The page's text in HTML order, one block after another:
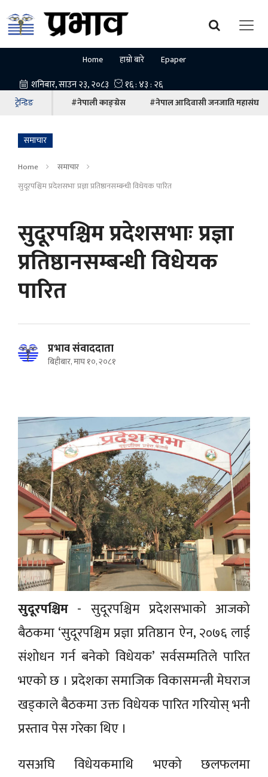
Home हाम्रो बारे Epaper
ट्रेन्डिङ #नेपाली काङ्ग्रेस #नेपाल आदिवासी जनजाति महासंघ
समाचार
Home
समाचार
सुदूरपश्चिम प्रदेशसभाः प्रज्ञा प्रतिष्ठानसम्बन्धी विधेयक पारित
सुदूरपश्चिम प्रदेशसभाः प्रज्ञा
प्रतिष्ठानसम्बन्धी विधेयक
पारित
प्रभाव संवाददाता
बिहीबार, माघ १०, २०८१
सुदूरपश्चिम - सुदूरपश्चिम प्रदेशसभाको आजको
बैठकमा ‘सुदूरपश्चिम प्रज्ञा प्रतिष्ठान ऐन, २०७६ लाई
संशोधन गर्न बनेको विधेयक’ सर्वसम्मतिले पारित
भएको छ । प्रदेशका समाजिक विकासमन्त्री मेघराज
खड्काले बैठकमा उक्त विधेयक पारित गरियोस् भनी
प्रस्ताव पेस गरेका थिए ।
यसअघि विधेयकमाथि भएको छलफलमा